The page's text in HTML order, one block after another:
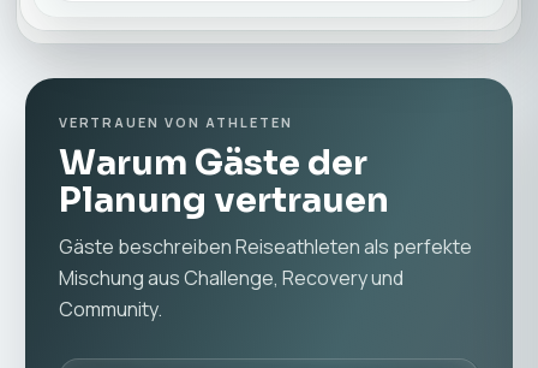
VERTRAUEN VON ATHLETEN
Warum Gäste der
Planung vertrauen
Gäste beschreiben Reiseathleten als perfekte
Mischung aus Challenge, Recovery und
Community.